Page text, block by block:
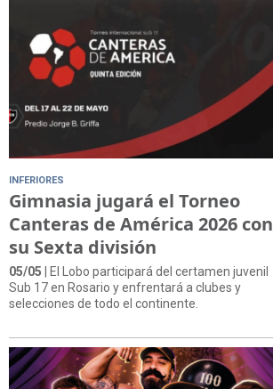
INFERIORES
Gimnasia jugará el Torneo
Canteras de América 2026 con
su Sexta división
05/05 | El Lobo participará del certamen juvenil
Sub 17 en Rosario y enfrentará a clubes y
selecciones de todo el continente.